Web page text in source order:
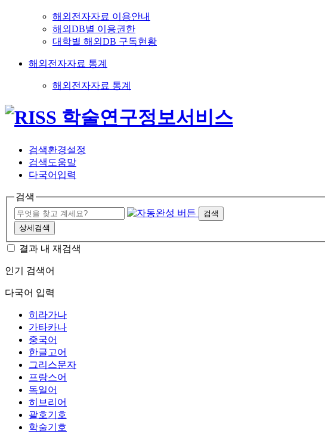
해외전자자료 이용안내
해외DB별 이용권한
대학별 해외DB 구독현황
해외전자자료 통계
해외전자자료 통계
검색환경설정
검색도움말
다국어입력
검색
검색
상세검색
결과 내 재검색
인기 검색어
다국어 입력
히라가나
가타카나
중국어
한글고어
그리스문자
프랑스어
독일어
히브리어
괄호기호
학술기호